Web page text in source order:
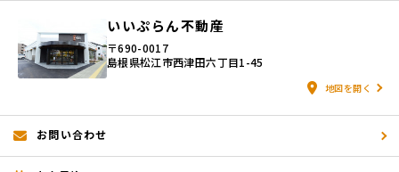
(5) その他上記(1)から(4)に附随する業務の実施
なお、当社は、サイト管理会社が提供するサービス改善に必要な範囲
いて管理されることとなります。
サイト管理会社は、そのサービスの改善・向上を目指すことに加え、メ
いいぷらん不動産
〒690-0017
島根県松江市西津田六丁目1-45
地図を開く
お問い合わせ